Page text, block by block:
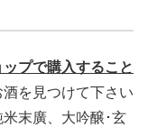
プで購入すること
を見つけて下さい
末廣、大吟醸･玄